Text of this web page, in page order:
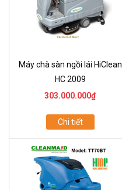
Máy chà sàn ngồi lái HiClean
HC 2009
303.000.000₫
Chi tiết